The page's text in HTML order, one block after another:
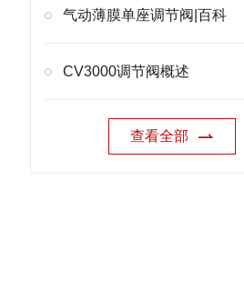
气动薄膜单座调节阀|百科
CV3000调节阀概述
查看全部